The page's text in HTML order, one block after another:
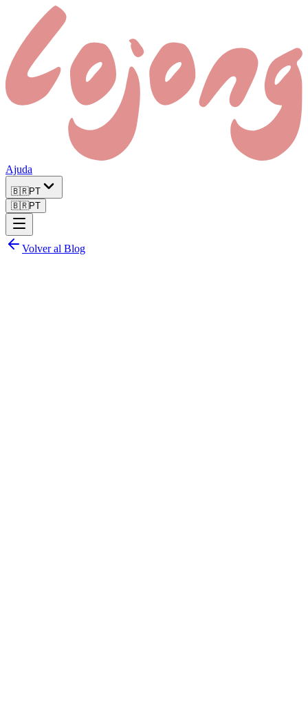
Ajuda
🇧🇷PT
🇧🇷PT
Volver al Blog